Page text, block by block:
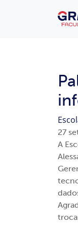
27
A